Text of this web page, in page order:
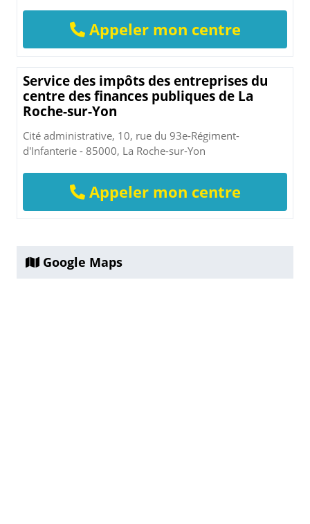
Appeler mon centre
Service des impôts des entreprises du
centre des finances publiques de La
Roche-sur-Yon
Cité administrative, 10, rue du 93e-Régiment-
d'Infanterie - 85000, La Roche-sur-Yon
Appeler mon centre
Google Maps